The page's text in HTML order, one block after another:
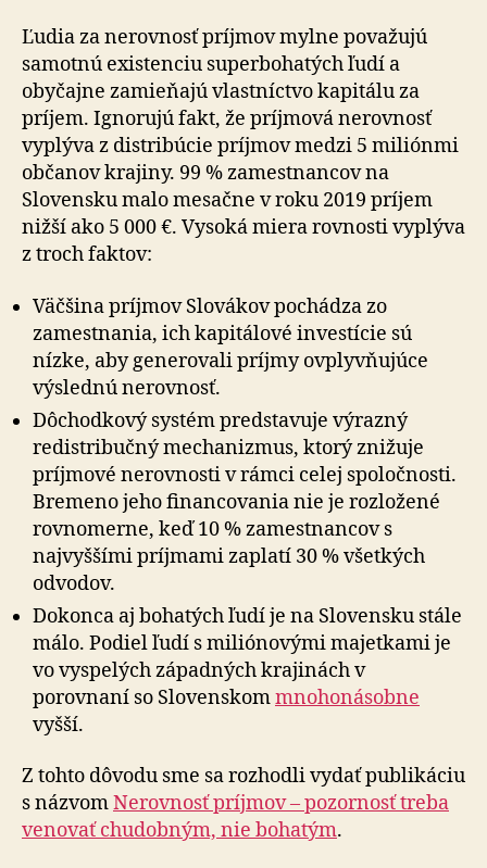
Ľudia za nerovnosť príjmov mylne považujú
samotnú existenciu superbohatých ľudí a
obyčajne zamieňajú vlastníctvo kapitálu za
príjem. Ignorujú fakt, že príjmová nerovnosť
vyplýva z distribúcie príjmov medzi 5 miliónmi
občanov krajiny. 99 % zamestnancov na
Slovensku malo mesačne v roku 2019 príjem
nižší ako 5 000 €. Vysoká miera rovnosti vyplýva
z troch faktov:
Väčšina príjmov Slovákov pochádza zo
zamestnania, ich kapitálové investície sú
nízke, aby generovali príjmy ovplyvňujúce
výslednú nerovnosť.
Dôchodkový systém predstavuje výrazný
redistribučný mechanizmus, ktorý znižuje
príjmové nerovnosti v rámci celej spoločnosti.
Bremeno jeho financovania nie je rozložené
rovnomerne, keď 10 % zamestnancov s
najvyššími príjmami zaplatí 30 % všetkých
odvodov.
Dokonca aj bohatých ľudí je na Slovensku stále
málo. Podiel ľudí s miliónovými majetkami je
vo vyspelých západných krajinách v
porovnaní so Slovenskommnohonásobne
vyšší.
Z tohto dôvodu sme sa rozhodli vydať publikáciu
s názvomNerovnosť príjmov – pozornosť treba
venovať chudobným, nie bohatým.